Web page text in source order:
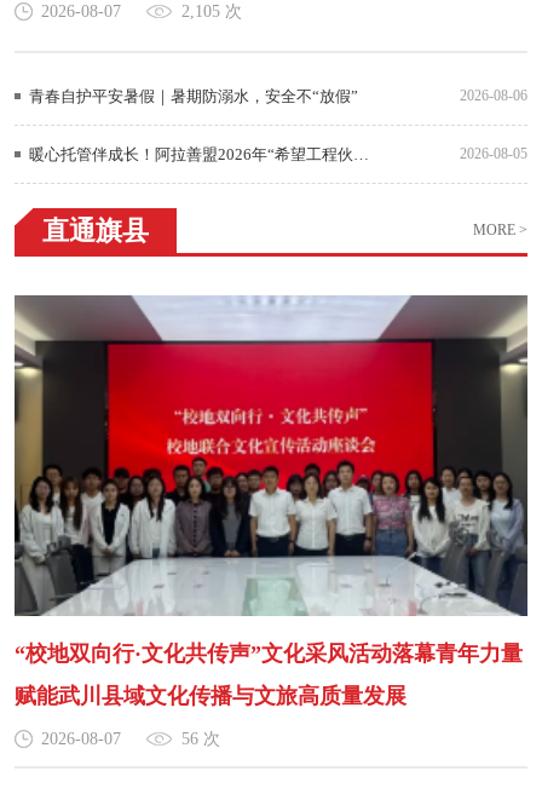
2026-08-07 2,105 次
青春自护平安暑假｜暑期防溺水，安全不“放假” 2026-08-06
2026-08-05
直通旗县 MORE >
“校地双向行·文化共传声”文化采风活动落幕青年力量
赋能武川县域文化传播与文旅高质量发展
2026-08-07 56 次